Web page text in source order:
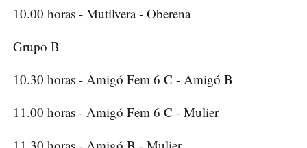
10.00 horas - Mutilvera - Oberena
Grupo B
10.30 horas - Amigó Fem 6 C - Amigó B
11.00 horas - Amigó Fem 6 C - Mulier